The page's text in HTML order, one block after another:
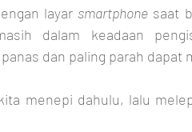
layar smartphone
dalam keadaan
dan paling parah dapat
menepi dahulu, lalu